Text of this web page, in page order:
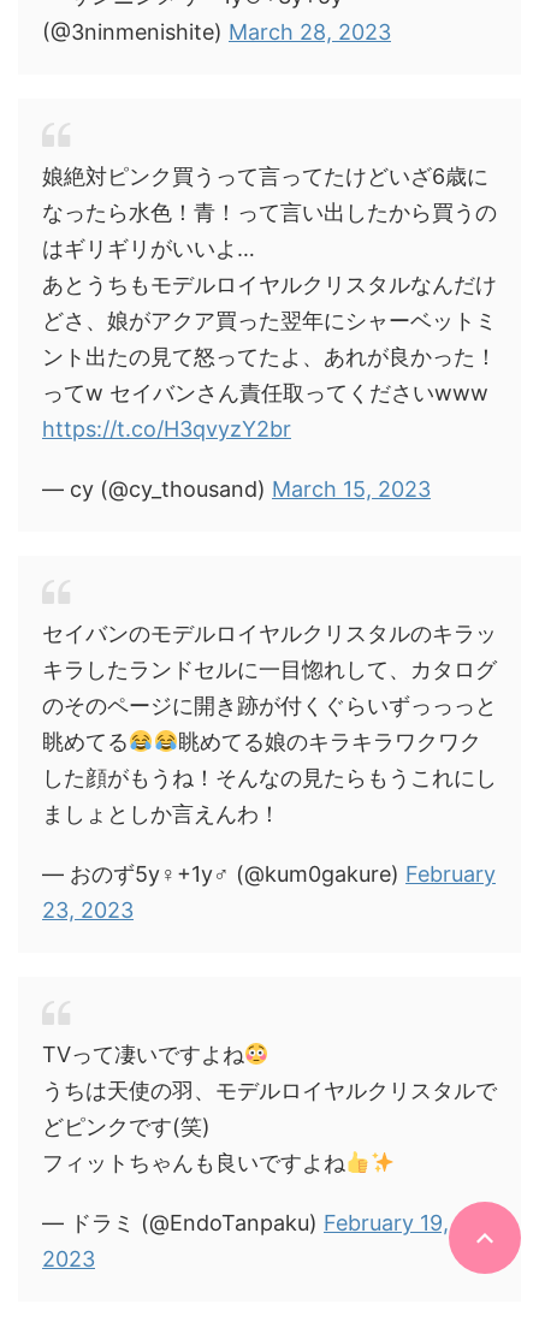
(@3ninmenishite) March 28, 2023
娘絶対ピンク買うって言ってたけどいざ6歳に
なったら水色！青！って言い出したから買うの
はギリギリがいいよ…
あとうちもモデルロイヤルクリスタルなんだけ
どさ、娘がアクア買った翌年にシャーベットミ
ント出たの見て怒ってたよ、あれが良かった！
ってw セイバンさん責任取ってくださいwww
https://t.co/H3qvyzY2br
— cy (@cy_thousand) March 15, 2023
セイバンのモデルロイヤルクリスタルのキラッ
キラしたランドセルに一目惚れして、カタログ
のそのページに開き跡が付くぐらいずっっっと
眺めてる
眺めてる娘のキラキラワクワク
した顔がもうね！そんなの見たらもうこれにし
ましょとしか言えんわ！
— おのず5y♀+1y♂ (@kum0gakure) February
23, 2023
TVって凄いですよね
うちは天使の羽、モデルロイヤルクリスタルで
どピンクです(笑)
フィットちゃんも良いですよね
— ドラミ (@EndoTanpaku) February 19,
2023